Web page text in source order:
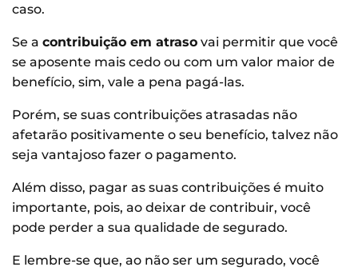
caso.
Se a contribuição em atraso vai permitir que você
se aposente mais cedo ou com um valor maior de
benefício, sim, vale a pena pagá-las.
Porém, se suas contribuições atrasadas não
afetarão positivamente o seu benefício, talvez não
seja vantajoso fazer o pagamento.
Além disso, pagar as suas contribuições é muito
importante, pois, ao deixar de contribuir, você
pode perder a sua qualidade de segurado.
E lembre-se que, ao não ser um segurado, você